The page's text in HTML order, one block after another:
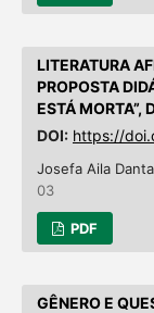
LITERATURA
PROPOSTA
ESTÁ MORTA”,
DOI: https://
Josefa Aila
03
PDF
GÊNERO E